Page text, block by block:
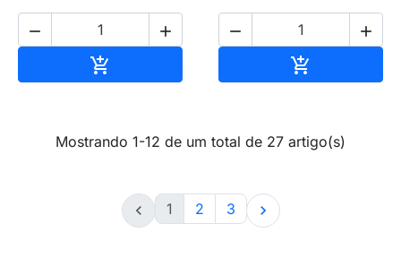
 

 

Mostrando 1-12 de um total de 27 artigo(s)
 1 2 3 